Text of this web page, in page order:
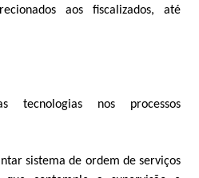
aos fiscalizados, até
tecnologias nos processos
sistema de ordem de serviços